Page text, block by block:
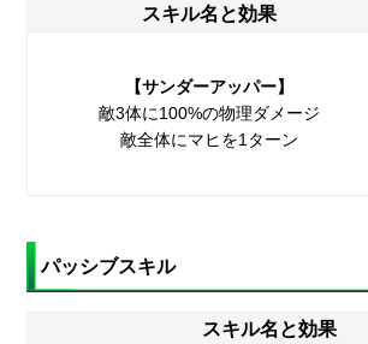
スキル名と効果
【サンダーアッパー】
敵3体に100%の物理ダメージ
敵全体にマヒを1ターン
パッシブスキル
スキル名と効果